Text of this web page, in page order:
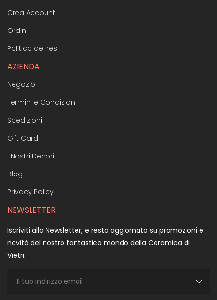
Crea Account
Ordini
Politica dei resi
AZIENDA
Negozio
Termini e Condizioni
Spedizioni
Gift Card
I Nostri Decori
Blog
Privacy Policy
NEWSLETTER
Iscriviti alla Newsletter, e resta aggiornato su promozioni e
novità del nostro fantastico mondo della Ceramica di
Vietri.